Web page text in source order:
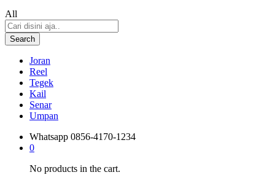
All
Search
Joran
Reel
Tegek
Kail
Senar
Umpan
Whatsapp 0856-4170-1234
0
No products in the cart.